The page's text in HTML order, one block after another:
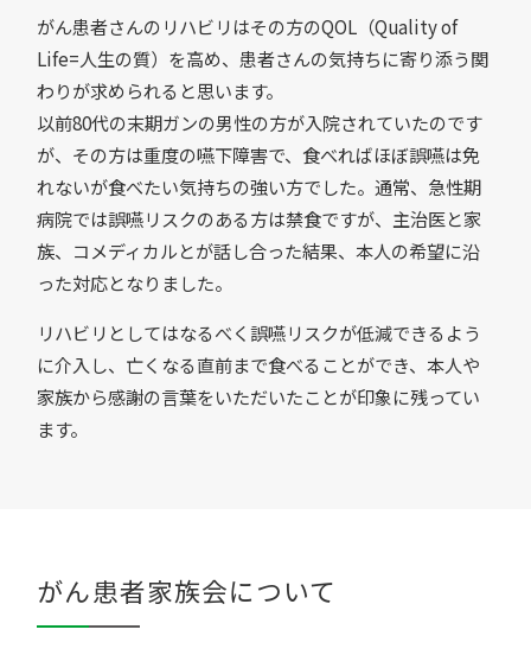
がん患者さんのリハビリはその方のQOL（Quality of
Life=人生の質）を高め、患者さんの気持ちに寄り添う関
わりが求められると思います。
以前80代の末期ガンの男性の方が入院されていたのです
が、その方は重度の嚥下障害で、食べればほぼ誤嚥は免
れないが食べたい気持ちの強い方でした。通常、急性期
病院では誤嚥リスクのある方は禁食ですが、主治医と家
族、コメディカルとが話し合った結果、本人の希望に沿
った対応となりました。
リハビリとしてはなるべく誤嚥リスクが低減できるよう
に介入し、亡くなる直前まで食べることができ、本人や
家族から感謝の言葉をいただいたことが印象に残ってい
ます。
がん患者家族会について